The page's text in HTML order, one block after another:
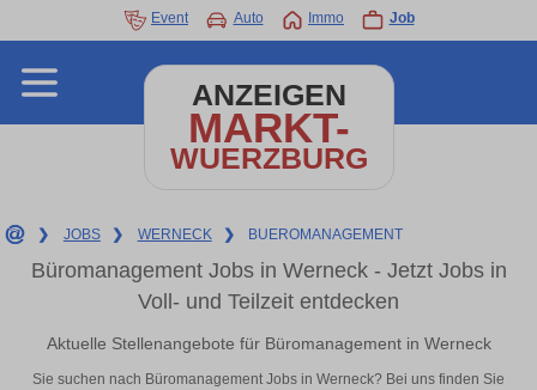
Event Auto Immo Job
ANZEIGEN
MARKT-
WUERZBURG
❯ JOBS ❯ WERNECK ❯ BUEROMANAGEMENT
Büromanagement Jobs in Werneck - Jetzt Jobs in
Voll- und Teilzeit entdecken
Aktuelle Stellenangebote für Büromanagement in Werneck
Sie suchen nach Büromanagement Jobs in Werneck? Bei uns finden Sie